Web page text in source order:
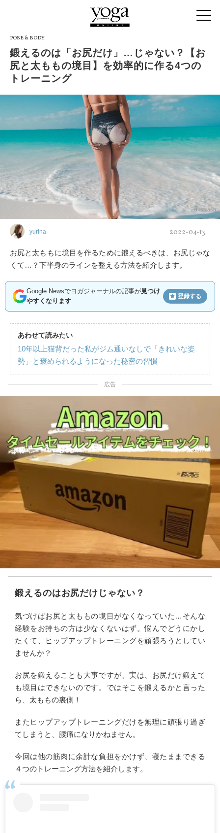
POSE & BODY
鍛えるのは「お尻だけ」…じゃない？【お
尻と太ももの境目】を効率的に作る4つの
トレーニング
Unsplash
yurina 2022-04-13
お尻と太ももに境目を作るために鍛えるべきは、お尻じゃな
くて…？下半身のラインを整える方法を紹介します。
Google Newsでヨガジャーナルの記事が見つけ
やすくなります
登録する
あわせて読みたい
10年以上猫背だった私がジム通いなしで「きれいな姿
勢」と褒められるようになった秘密の習慣
広告
鍛えるのはお尻だけじゃない？
気づけばお尻と太ももの境目がなくなっていた…そんな
経験をお持ちの方は少なくないはず。悩んでどうにかし
たくて、ヒップアップトレーニングを頑張ろうとしてい
ませんか？
お尻を鍛えることも大事ですが、実は、お尻だけ鍛えて
も境目はできないのです。ではそこを鍛えるかと言った
ら、太ももの裏側！
またヒップアップトレーニングだけを無理に頑張り過ぎ
てしまうと、腰痛になりかねません。
今回は他の筋肉に余計な負担をかけず、寝たままできる
４つのトレーニング方法を紹介します。